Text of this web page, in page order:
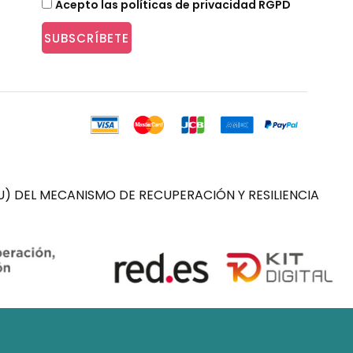
Acepto las políticas de privacidad RGPD
SUBSCRÍBETE
MECANISMO DE RECUPERACIÓN Y RESILIENCIA